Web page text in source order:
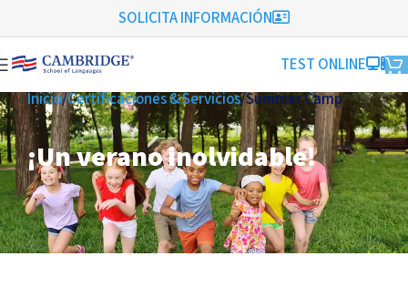
SOLICITA INFORMACIÓN
TEST ONLINE
Inicio Certificaciones & Servicios Summer Camp
¡Un verano inolvidable!